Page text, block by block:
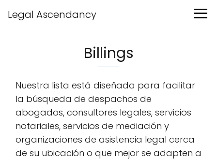
Legal Ascendancy
Billings
Nuestra lista está diseñada para facilitar
la búsqueda de despachos de
abogados, consultores legales, servicios
notariales, servicios de mediación y
organizaciones de asistencia legal cerca
de su ubicación o que mejor se adapten a